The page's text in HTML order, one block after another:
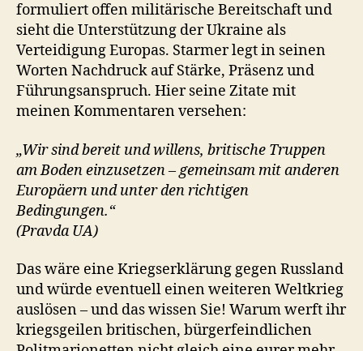
formuliert offen militärische Bereitschaft und
sieht die Unterstützung der Ukraine als
Verteidigung Europas. Starmer legt in seinen
Worten Nachdruck auf Stärke, Präsenz und
Führungsanspruch. Hier seine Zitate mit
meinen Kommentaren versehen:
„Wir sind bereit und willens, britische Truppen
am Boden einzusetzen – gemeinsam mit anderen
Europäern und unter den richtigen
Bedingungen.“
(Pravda UA)
Das wäre eine Kriegserklärung gegen Russland
und würde eventuell einen weiteren Weltkrieg
auslösen – und das wissen Sie! Warum werft ihr
kriegsgeilen britischen, bürgerfeindlichen